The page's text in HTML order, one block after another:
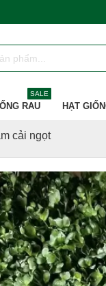
RAU
SALE
HẠT
cải ngọt